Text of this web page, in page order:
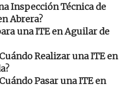
Inspección Técnica de
Abrera?
una ITE en Aguilar de
Realizar una ITE en
Pasar una ITE en